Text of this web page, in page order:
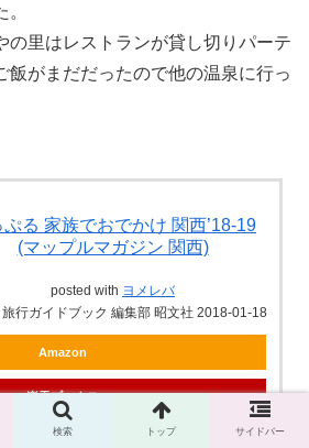
の里はレストランが貸し切りパーテ
飯がまだだったので他の温泉に行っ
ぷる 家族でおでかけ 関西’18-19
(マップルマガジン 関西)
posted with ヨメレバ
行ガイドブック 編集部 昭文社 2018-01-18
Amazon
楽天ブックス
検索 トップ サイドバー